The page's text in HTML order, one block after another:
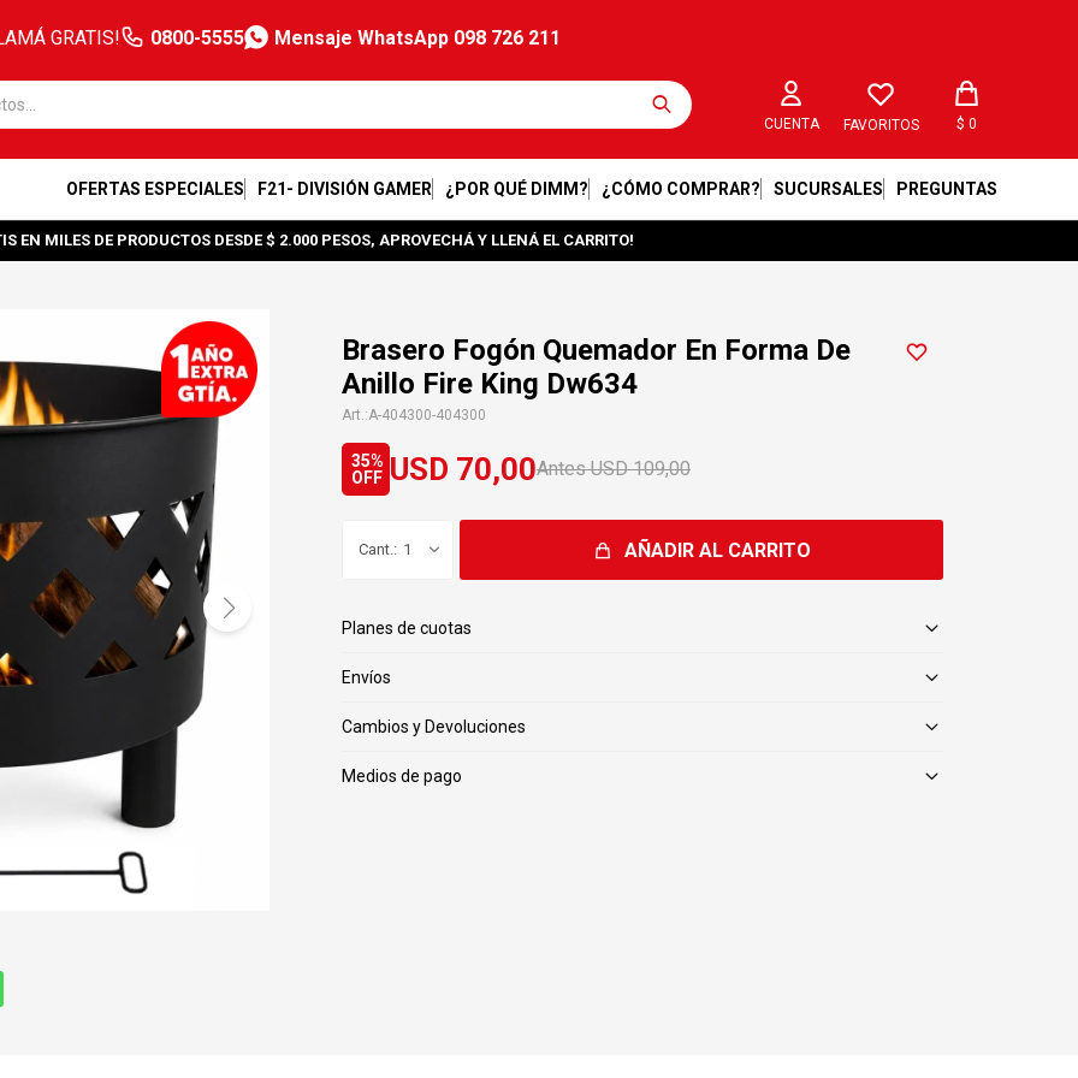
GRATIS! 0800-5555 Mensaje WhatsApp 098 726 211
OFERTAS ESPECIALES F21- DIVISIÓN GAMER ¿POR QUÉ DIMM? ¿CÓMO COMPRAR? SUCURSALES PREGUNTAS
FAVORITOS $ 0
EN MILES DE PRODUCTOS DESDE $ 2.000 PESOS, APROVECHÁ Y LLENÁ EL CARRITO!
Brasero Fogón Quemador En Forma De
Anillo Fire King Dw634
A-404300-404300
USD 70,00 USD 109,00
35
1 AÑADIR AL CARRITO
Planes de cuotas
Envíos
Cambios y Devoluciones
Medios de pago